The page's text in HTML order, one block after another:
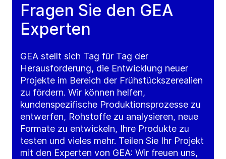
Fragen Sie den GEA
Experten
GEA stellt sich Tag für Tag der
Herausforderung, die Entwicklung neuer
Projekte im Bereich der Frühstückszerealien
zu fördern. Wir können helfen,
kundenspezifische Produktionsprozesse zu
entwerfen, Rohstoffe zu analysieren, neue
Formate zu entwickeln, Ihre Produkte zu
testen und vieles mehr. Teilen Sie Ihr Projekt
mit den Experten von GEA: Wir freuen uns,